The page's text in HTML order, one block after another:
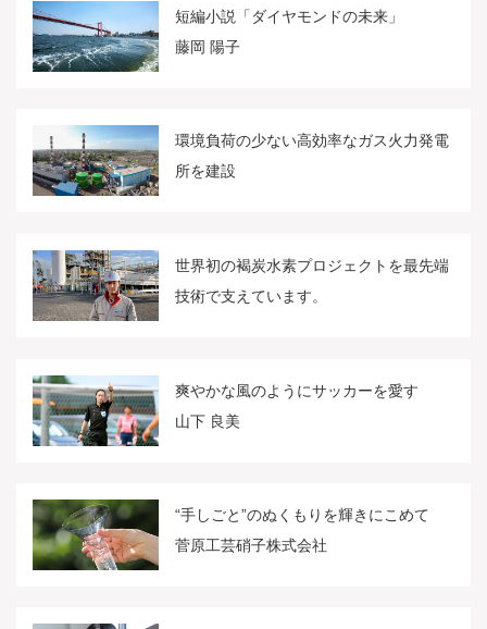
短編小説「ダイヤモンドの未来」
藤岡 陽子
環境負荷の少ない高効率なガス火力発電
所を建設
世界初の褐炭水素プロジェクトを最先端
技術で支えています。
爽やかな風のようにサッカーを愛す
山下 良美
“手しごと”のぬくもりを輝きにこめて
菅原工芸硝子株式会社